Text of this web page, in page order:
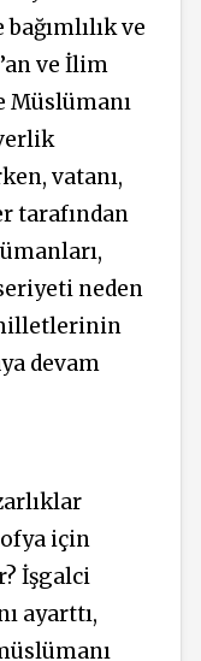
ve
ve İlim
Müslümanı
vatanı,
tarafından
neden
devam
için
İşgalci
ayarttı,